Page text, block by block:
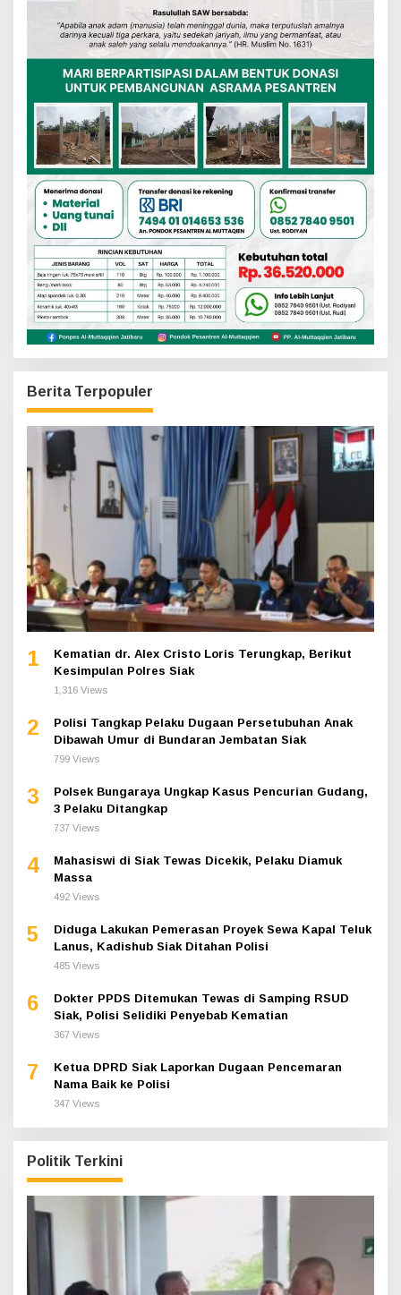
Berita Terpopuler
1
Kematian dr. Alex Cristo Loris Terungkap, Berikut
Kesimpulan Polres Siak
1,316 Views
2
Polisi Tangkap Pelaku Dugaan Persetubuhan Anak
Dibawah Umur di Bundaran Jembatan Siak
799 Views
3
Polsek Bungaraya Ungkap Kasus Pencurian Gudang,
3 Pelaku Ditangkap
737 Views
4
Mahasiswi di Siak Tewas Dicekik, Pelaku Diamuk
Massa
492 Views
5
Diduga Lakukan Pemerasan Proyek Sewa Kapal Teluk
Lanus, Kadishub Siak Ditahan Polisi
485 Views
6
Dokter PPDS Ditemukan Tewas di Samping RSUD
Siak, Polisi Selidiki Penyebab Kematian
367 Views
7
Ketua DPRD Siak Laporkan Dugaan Pencemaran
Nama Baik ke Polisi
347 Views
Politik Terkini